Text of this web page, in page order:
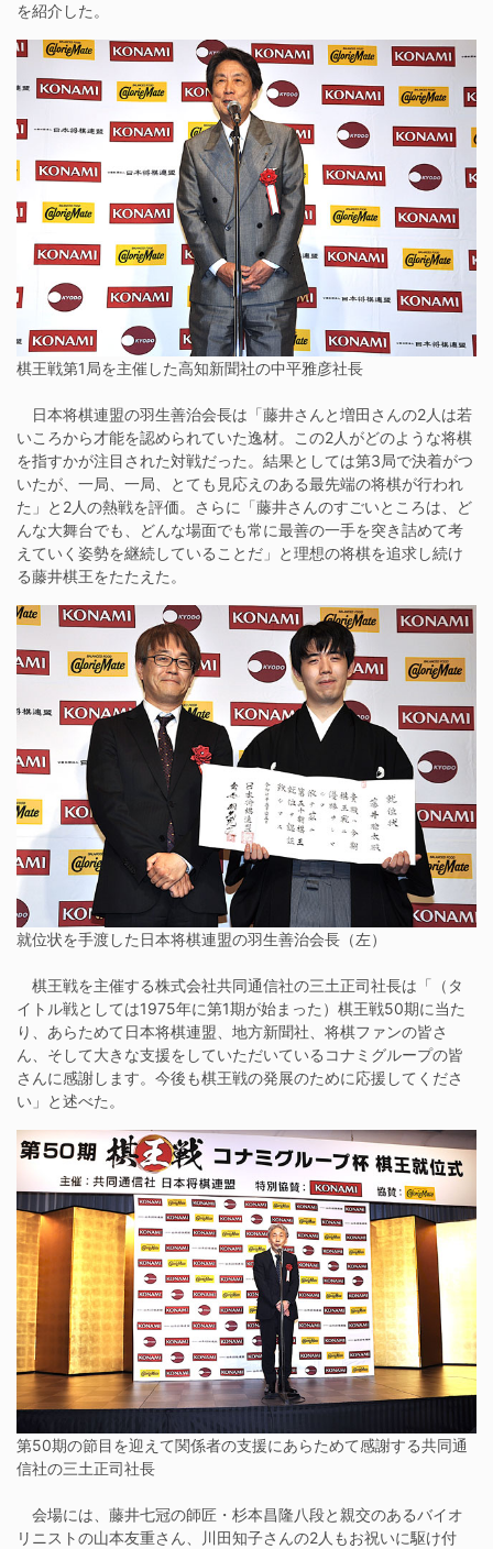
を紹介した。
棋王戦第1局を主催した高知新聞社の中平雅彦社長
日本将棋連盟の羽生善治会長は「藤井さんと増田さんの2人は若
いころから才能を認められていた逸材。この2人がどのような将棋
を指すかが注目された対戦だった。結果としては第3局で決着がつ
いたが、一局、一局、とても見応えのある最先端の将棋が行われ
た」と2人の熱戦を評価。さらに「藤井さんのすごいところは、ど
んな大舞台でも、どんな場面でも常に最善の一手を突き詰めて考
えていく姿勢を継続していることだ」と理想の将棋を追求し続け
る藤井棋王をたたえた。
就位状を手渡した日本将棋連盟の羽生善治会長（左）
棋王戦を主催する株式会社共同通信社の三土正司社長は「（タ
イトル戦としては1975年に第1期が始まった）棋王戦50期に当た
り、あらためて日本将棋連盟、地方新聞社、将棋ファンの皆さ
ん、そして大きな支援をしていただいているコナミグループの皆
さんに感謝します。今後も棋王戦の発展のために応援してくださ
い」と述べた。
第50期の節目を迎えて関係者の支援にあらためて感謝する共同通
信社の三土正司社長
会場には、藤井七冠の師匠・杉本昌隆八段と親交のあるバイオ
リニストの山本友重さん、川田知子さんの2人もお祝いに駆け付